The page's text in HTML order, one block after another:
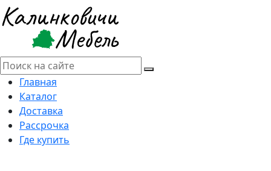
Главная
Каталог
Доставка
Рассрочка
Где купить